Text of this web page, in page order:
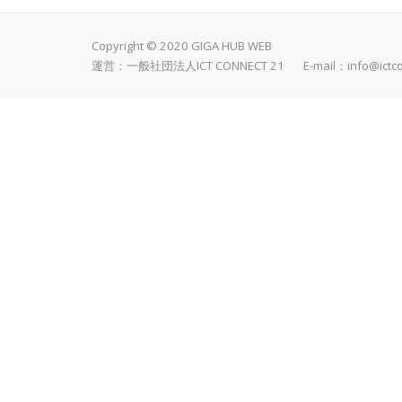
Copyright © 2020 GIGA HUB WEB
運営：一般社団法人ICT CONNECT 21 E-mail：